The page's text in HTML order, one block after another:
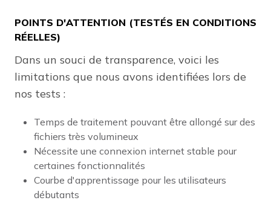
POINTS D'ATTENTION (TESTÉS EN CONDITIONS
RÉELLES)
Dans un souci de transparence, voici les
limitations que nous avons identifiées lors de
nos tests :
Temps de traitement pouvant être allongé sur des
fichiers très volumineux
Nécessite une connexion internet stable pour
certaines fonctionnalités
Courbe d'apprentissage pour les utilisateurs
débutants